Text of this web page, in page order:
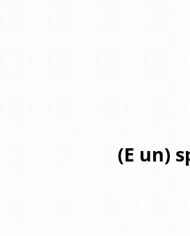
(E un)